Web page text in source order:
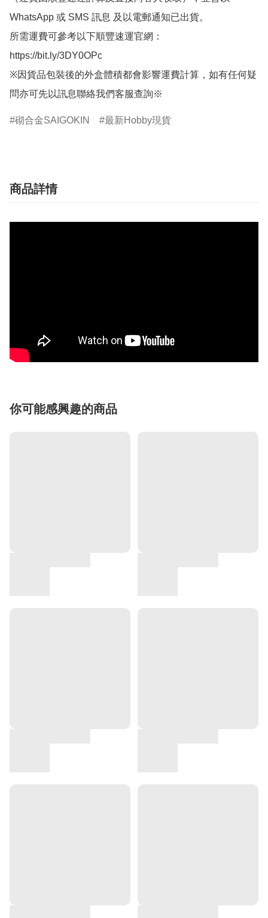
WhatsApp 或 SMS 訊息 及以電郵通知已出貨。
所需運費可參考以下順豐速運官網：
https://bit.ly/3DY0OPc
※因貨品包裝後的外盒體積都會影響運費計算，如有任何疑
問亦可先以訊息聯絡我們客服查詢※
砌合金SAIGOKIN 最新Hobby現貨
商品詳情
你可能感興趣的商品